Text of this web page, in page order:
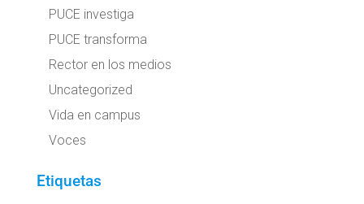
PUCE investiga
PUCE transforma
Rector en los medios
Uncategorized
Vida en campus
Voces
Etiquetas